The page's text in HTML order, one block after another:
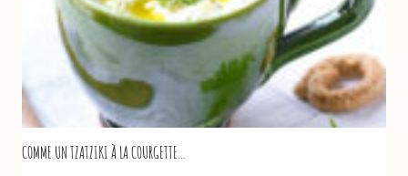
COMME UN TZATZIKI À LA COURGETTE…